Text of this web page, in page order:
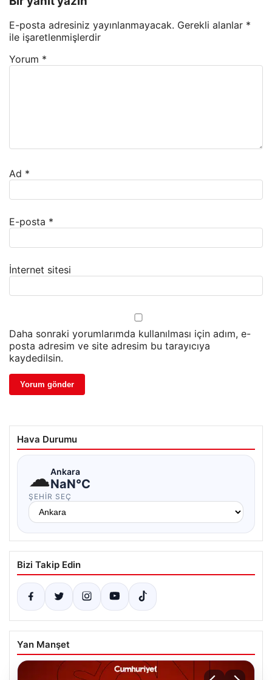
E-posta adresiniz yayınlanmayacak. Gerekli alanlar *
ile işaretlenmişlerdir
Yorum *
Ad *
E-posta *
İnternet sitesi
Daha sonraki yorumlarımda kullanılması için adım, e-
posta adresim ve site adresim bu tarayıcıya
kaydedilsin.
Hava Durumu
☁Ankara
NaN°C
ŞEHIR SEÇ
Bizi Takip Edin
Yan Manşet